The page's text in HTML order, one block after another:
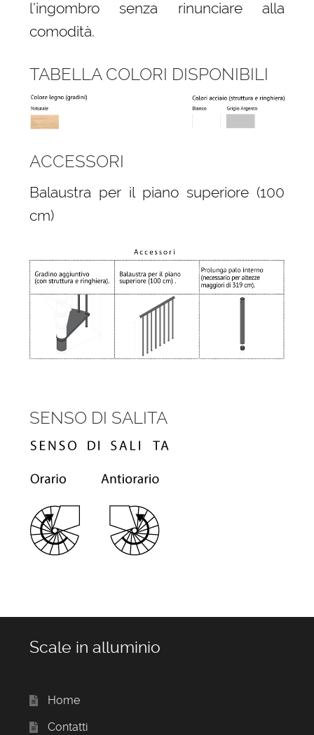
l’ingombro senza rinunciare alla
comodità.
TABELLA COLORI DISPONIBILI
ACCESSORI
Balaustra per il piano superiore (100
cm)
SENSO DI SALITA
Scale in alluminio
Home
Contatti